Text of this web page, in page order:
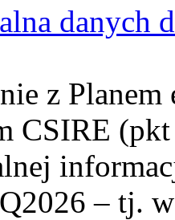
danych
z
CSIRE
– tj.